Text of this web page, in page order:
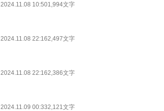
2024.11.08 10:501,994文字
2024.11.08 22:162,497文字
2024.11.08 22:162,386文字
2024.11.09 00:332,121文字